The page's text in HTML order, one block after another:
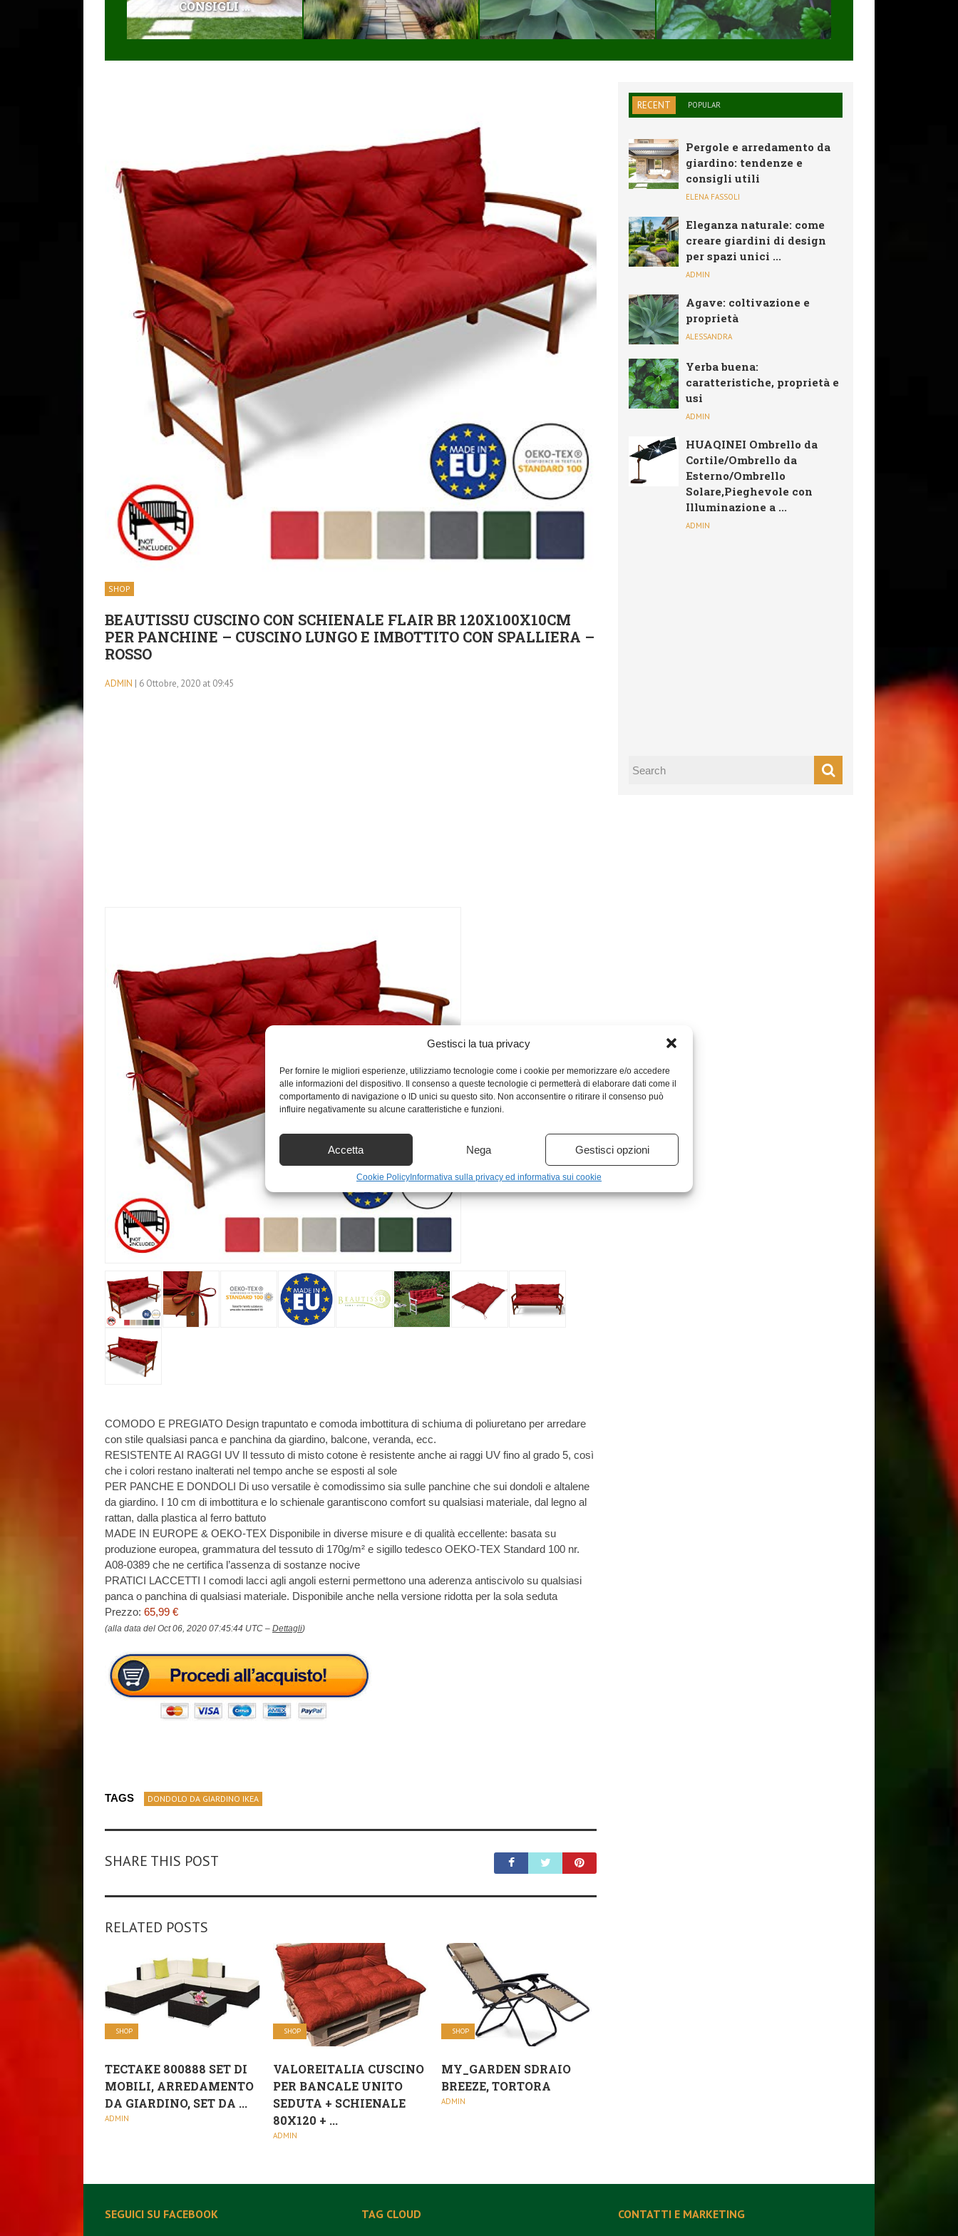
Gestisci la tua privacy
Per fornire le migliori esperienze, utilizziamo tecnologie come i cookie per memorizzare e/o accedere
alle informazioni del dispositivo. Il consenso a queste tecnologie ci permetterà di elaborare dati come il
comportamento di navigazione o ID unici su questo sito. Non acconsentire o ritirare il consenso può
influire negativamente su alcune caratteristiche e funzioni.
Accetta Nega Gestisci opzioni
Cookie PolicyInformativa sulla privacy ed informativa sui cookie
CONSIGLI ...
SHOP
BEAUTISSU CUSCINO CON SCHIENALE FLAIR BR 120X100X10CM
PER PANCHINE – CUSCINO LUNGO E IMBOTTITO CON SPALLIERA –
ROSSO
ADMIN | 6 Ottobre, 2020 at 09:45
COMODO E PREGIATO Design trapuntato e comoda imbottitura di schiuma di poliuretano per arredare
con stile qualsiasi panca e panchina da giardino, balcone, veranda, ecc.
RESISTENTE AI RAGGI UV Il tessuto di misto cotone è resistente anche ai raggi UV fino al grado 5, così
che i colori restano inalterati nel tempo anche se esposti al sole
PER PANCHE E DONDOLI Di uso versatile è comodissimo sia sulle panchine che sui dondoli e altalene
da giardino. I 10 cm di imbottitura e lo schienale garantiscono comfort su qualsiasi materiale, dal legno al
rattan, dalla plastica al ferro battuto
MADE IN EUROPE & OEKO-TEX Disponibile in diverse misure e di qualità eccellente: basata su
produzione europea, grammatura del tessuto di 170g/m² e sigillo tedesco OEKO-TEX Standard 100 nr.
A08-0389 che ne certifica l’assenza di sostanze nocive
PRATICI LACCETTI I comodi lacci agli angoli esterni permettono una aderenza antiscivolo su qualsiasi
panca o panchina di qualsiasi materiale. Disponibile anche nella versione ridotta per la sola seduta
Prezzo: 65,99 €
(alla data del Oct 06, 2020 07:45:44 UTC – Dettagli)
TAGS DONDOLO DA GIARDINO IKEA
SHARE THIS POST
RELATED POSTS
SHOP
TECTAKE 800888 SET DI
MOBILI, ARREDAMENTO
DA GIARDINO, SET DA ...
ADMIN
SHOP
VALOREITALIA CUSCINO
PER BANCALE UNITO
SEDUTA + SCHIENALE
80X120 + ...
ADMIN
SHOP
MY_GARDEN SDRAIO
BREEZE, TORTORA
ADMIN
RECENT POPULAR
Pergole e arredamento da
giardino: tendenze e
consigli utili
ELENA FASSOLI
Eleganza naturale: come
creare giardini di design
per spazi unici ...
ADMIN
Agave: coltivazione e
proprietà
ALESSANDRA
Yerba buena:
caratteristiche, proprietà e
usi
ADMIN
HUAQINEI Ombrello da
Cortile/Ombrello da
Esterno/Ombrello
Solare,Pieghevole con
Illuminazione a ...
ADMIN
SEGUICI SU FACEBOOK TAG CLOUD CONTATTI E MARKETING